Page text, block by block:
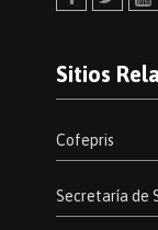
Sitios
Cofepris
Secretaría de